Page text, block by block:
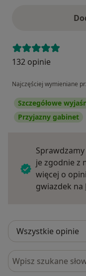
132 opinie
Najczęściej wymieniane
Szczegółowe
Przyjazny gabinet
je zgodnie z
więcej o
gwiazdek na
Szukaj w opiniach